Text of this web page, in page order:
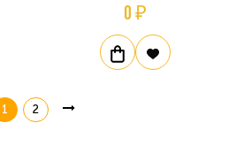
0 ₽
1 2